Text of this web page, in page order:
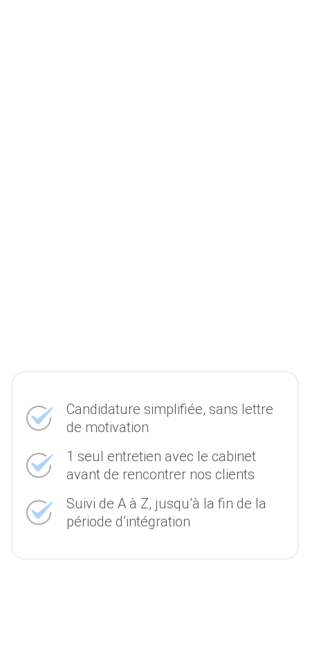
Candidature simplifiée, sans lettre
de motivation
1 seul entretien avec le cabinet
avant de rencontrer nos clients
Suivi de A à Z, jusqu’à la fin de la
période d’intégration